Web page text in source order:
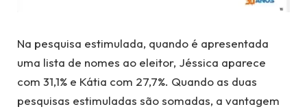
Na pesquisa estimulada, quando é apresentada
uma lista de nomes ao eleitor, Jéssica aparece
com 31,1% e Kátia com 27,7%. Quando as duas
pesquisas estimuladas são somadas, a vantagem